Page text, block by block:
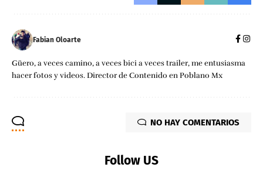
Fabian Oloarte
Güero, a veces camino, a veces bici a veces trailer, me entusiasma
hacer fotos y videos. Director de Contenido en Poblano Mx
NO HAY COMENTARIOS
Follow US